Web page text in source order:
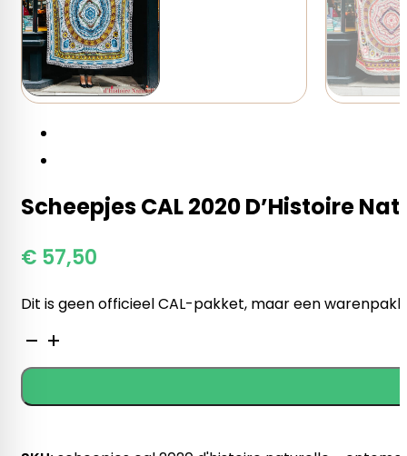
Scheepjes CAL 2020 D’Histoire
€ 57,50
Dit is geen officieel CAL-pakket, maar een
Scheepjes
CAL
D'Histoire